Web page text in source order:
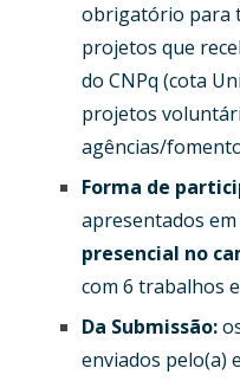
obrigatório para
projetos que
do CNPq (cota
projetos
agências/
Forma de
apresentados
presencial no
com 6 trabalhos
Da Submissão:
enviados pelo(a)